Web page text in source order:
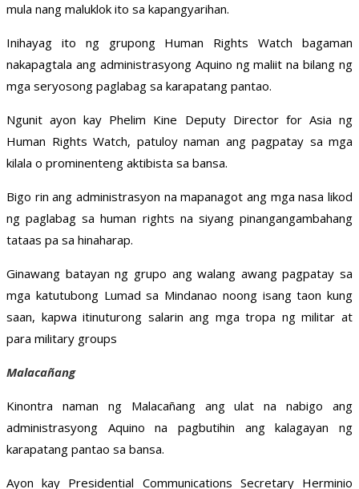
mula nang maluklok ito sa kapangyarihan.
Inihayag ito ng grupong Human Rights Watch bagaman
nakapagtala ang administrasyong Aquino ng maliit na bilang ng
mga seryosong paglabag sa karapatang pantao.
Ngunit ayon kay Phelim Kine Deputy Director for Asia ng
Human Rights Watch, patuloy naman ang pagpatay sa mga
kilala o prominenteng aktibista sa bansa.
Bigo rin ang administrasyon na mapanagot ang mga nasa likod
ng paglabag sa human rights na siyang pinangangambahang
tataas pa sa hinaharap.
Ginawang batayan ng grupo ang walang awang pagpatay sa
mga katutubong Lumad sa Mindanao noong isang taon kung
saan, kapwa itinuturong salarin ang mga tropa ng militar at
para military groups
Malacañang
Kinontra naman ng Malacañang ang ulat na nabigo ang
administrasyong Aquino na pagbutihin ang kalagayan ng
karapatang pantao sa bansa.
Ayon kay Presidential Communications Secretary Herminio